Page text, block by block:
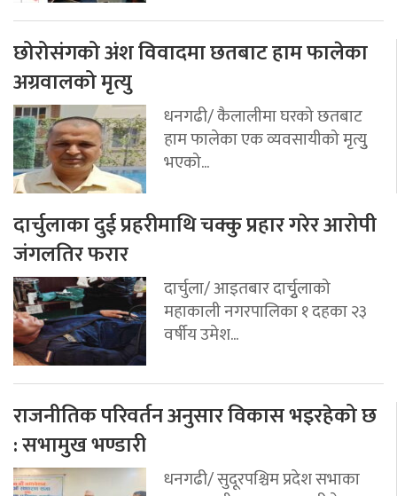
छोरोसंगको अंश विवादमा छतबाट हाम फालेका
अग्रवालको मृत्यु
धनगढी/ कैलालीमा घरको छतबाट
हाम फालेका एक व्यवसायीको मृत्युु
भएको...
दार्चुलाका दुई प्रहरीमाथि चक्कु प्रहार गरेर आरोपी
जंगलतिर फरार
दार्चुला/ आइतबार दार्चुृलाको
महाकाली नगरपालिका १ दहका २३
वर्षीय उमेश...
राजनीतिक परिवर्तन अनुसार विकास भइरहेको छ
: सभामुख भण्डारी
धनगढी/ सुदूरपश्चिम प्रदेश सभाका